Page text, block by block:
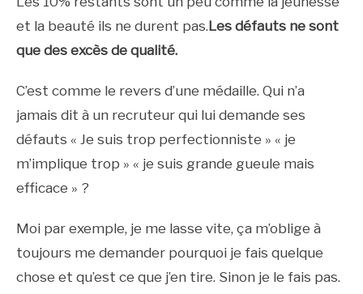
et la beauté ils ne durent pas.Les défauts ne sont
que des excès de qualité.
C’est comme le revers d’une médaille. Qui n’a
jamais dit à un recruteur qui lui demande ses
défauts « Je suis trop perfectionniste » « je
m’implique trop » « je suis grande gueule mais
efficace » ?
Moi par exemple, je me lasse vite, ça m’oblige à
toujours me demander pourquoi je fais quelque
chose et qu’est ce que j’en tire. Sinon je le fais pas.